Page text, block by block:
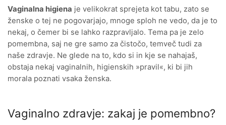
Blog
Vaginalna higiena je velikokrat sprejeta kot tabu, zato se
ženske o tej ne pogovarjajo, mnoge sploh ne vedo, da je to
nekaj, o čemer bi se lahko razpravljalo. Tema pa je zelo
pomembna, saj ne gre samo za čistočo, temveč tudi za
naše zdravje. Ne glede na to, kdo si in kje se nahajaš,
obstaja nekaj vaginalnih, higienskih »pravil«, ki bi jih
morala poznati vsaka ženska.
Vaginalno zdravje: zakaj je pomembno?